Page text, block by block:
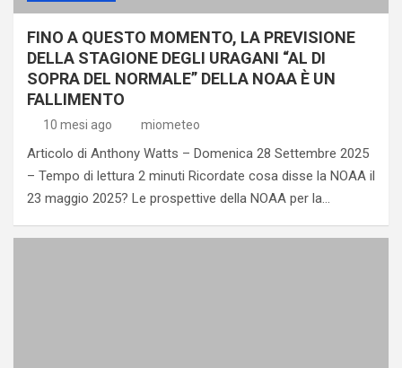
FINO A QUESTO MOMENTO, LA PREVISIONE
DELLA STAGIONE DEGLI URAGANI “AL DI
SOPRA DEL NORMALE” DELLA NOAA È UN
FALLIMENTO
10 mesi ago miometeo
Articolo di Anthony Watts – Domenica 28 Settembre 2025
– Tempo di lettura 2 minuti Ricordate cosa disse la NOAA il
23 maggio 2025? Le prospettive della NOAA per la…